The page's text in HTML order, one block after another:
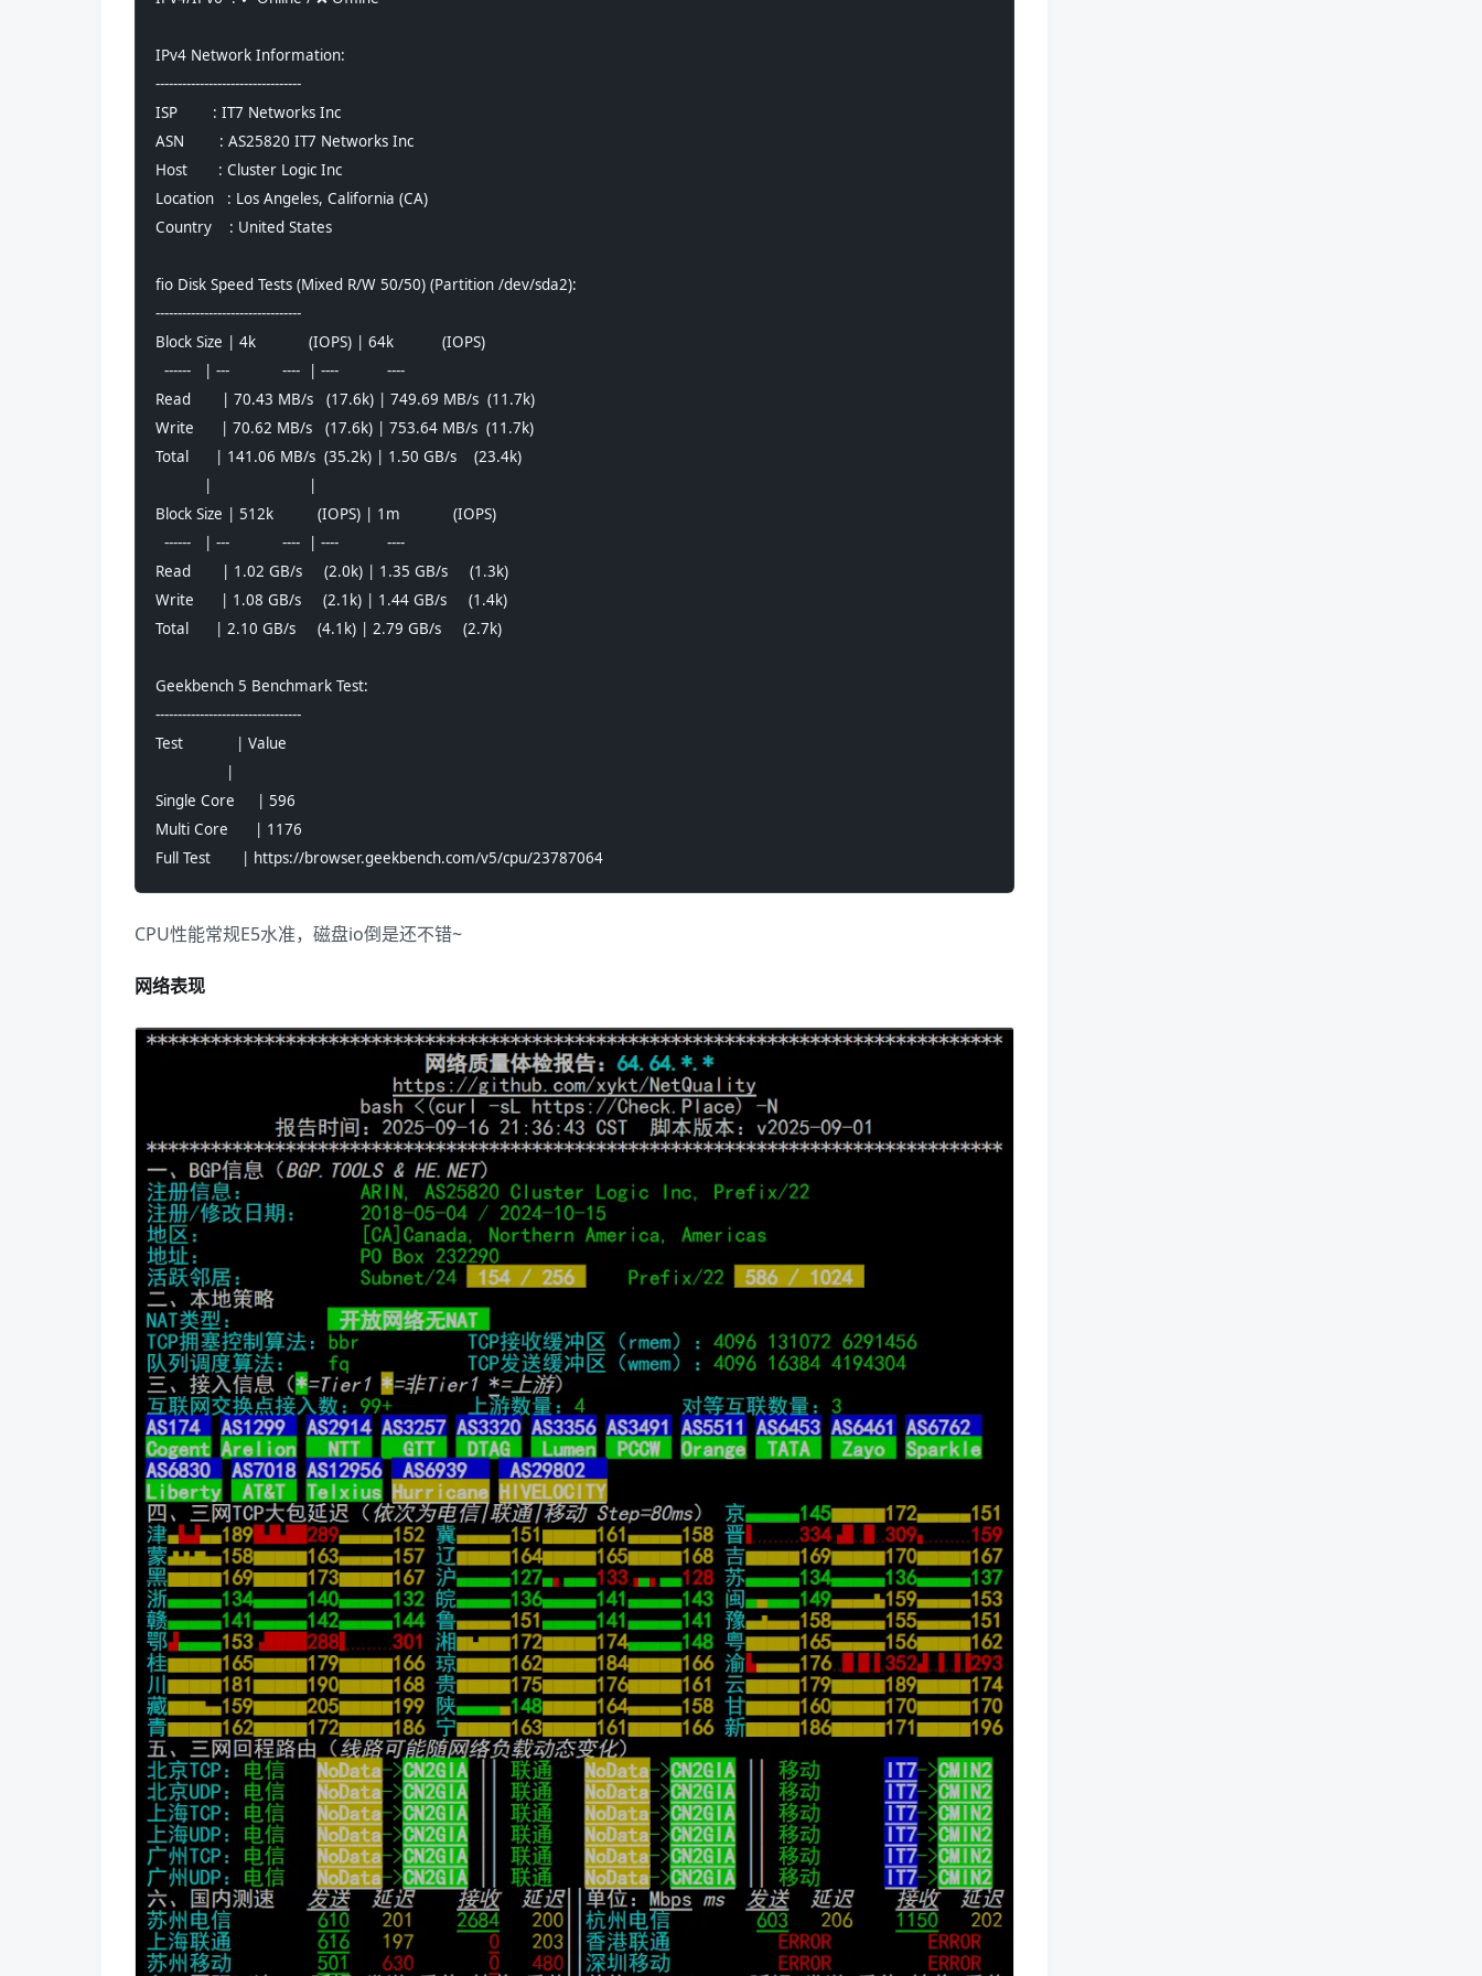
IPv4 Network Information:
---------------------------------
ISP        : IT7 Networks Inc
ASN        : AS25820 IT7 Networks Inc
Host       : Cluster Logic Inc
Location   : Los Angeles, California (CA)
Country    : United States
fio Disk Speed Tests (Mixed R/W 50/50) (Partition /dev/sda2):
---------------------------------
Block Size | 4k            (IOPS) | 64k           (IOPS)
  ------   | ---            ----  | ----           ----
Read       | 70.43 MB/s   (17.6k) | 749.69 MB/s  (11.7k)
Write      | 70.62 MB/s   (17.6k) | 753.64 MB/s  (11.7k)
Total      | 141.06 MB/s  (35.2k) | 1.50 GB/s    (23.4k)
           |                      |
Block Size | 512k          (IOPS) | 1m            (IOPS)
  ------   | ---            ----  | ----           ----
Read       | 1.02 GB/s     (2.0k) | 1.35 GB/s     (1.3k)
Write      | 1.08 GB/s     (2.1k) | 1.44 GB/s     (1.4k)
Total      | 2.10 GB/s     (4.1k) | 2.79 GB/s     (2.7k)
Geekbench 5 Benchmark Test:
---------------------------------
Test            | Value
                |
Single Core     | 596
Multi Core      | 1176
Full Test       | https://browser.geekbench.com/v5/cpu/23787064
CPU性能常规E5水准，磁盘io倒是还不错~
网络表现